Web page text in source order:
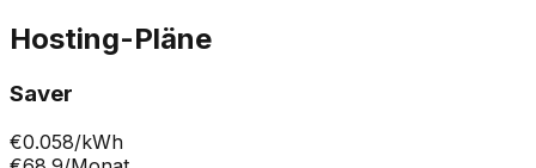
Hosting-Pläne
Saver
€0.058/kWh